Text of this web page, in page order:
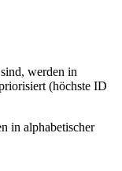
werden in
(höchste ID
in alphabetischer